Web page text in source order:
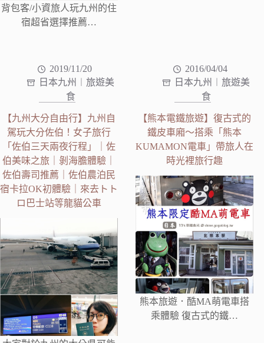
背包客/小資旅人玩九州的住
宿超省選擇推薦…
2019/11/20
日本九州︱旅遊美
食
【九州大分自由行】九州自
駕玩大分佐伯！女子旅行
「佐伯三天兩夜行程」｜佐
伯美味之旅｜剝海膽體驗｜
佐伯壽司推薦｜佐伯農泊民
宿卡拉OK初體驗｜來去トト
ロ巴士站等龍貓公車
2016/04/04
日本九州︱旅遊美
食
【熊本電鐵旅遊】復古式的
鐵皮車廂～搭乘「熊本
KUMAMON電車」帶旅人在
時光裡旅行趣
熊本旅遊．酷MA萌電車搭
乘體驗 復古式的鐵…